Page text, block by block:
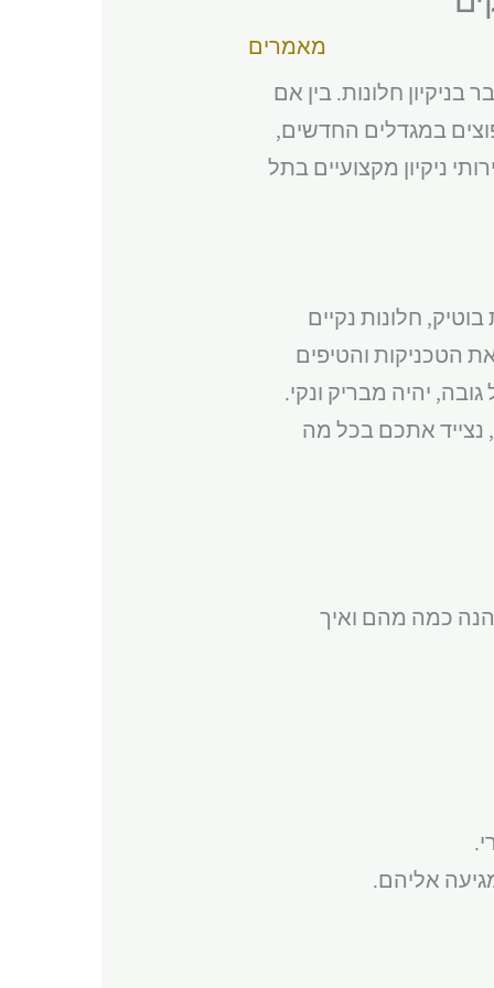
מאמרים
חלונות. בין אם
במגדלים החדשים,
ניקיון מקצועיים בתל
חלונות נקיים
הטכניקות והטיפים
יהיה מבריק ונקי.
נצייד אתכם בכל מה
הנה כמה מהם ואיך
אליהם.